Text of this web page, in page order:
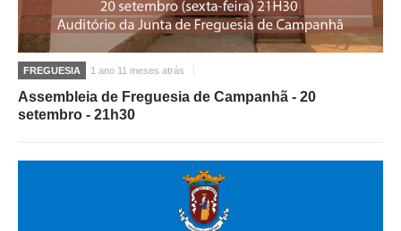
FREGUESIA 1 ano 11 meses atrás
Assembleia de Freguesia de Campanhã - 20
setembro - 21h30